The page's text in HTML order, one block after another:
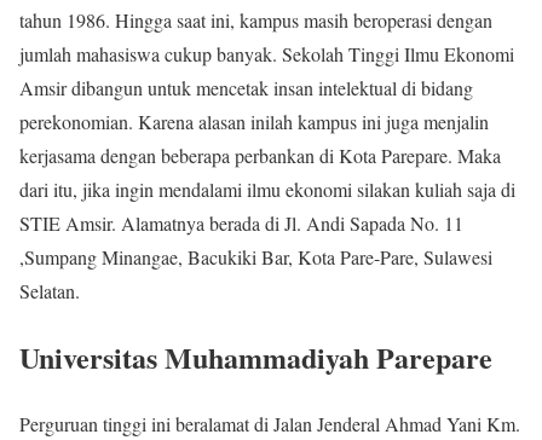
tahun 1986. Hingga saat ini, kampus masih beroperasi dengan
jumlah mahasiswa cukup banyak. Sekolah Tinggi Ilmu Ekonomi
Amsir dibangun untuk mencetak insan intelektual di bidang
perekonomian. Karena alasan inilah kampus ini juga menjalin
kerjasama dengan beberapa perbankan di Kota Parepare. Maka
dari itu, jika ingin mendalami ilmu ekonomi silakan kuliah saja di
STIE Amsir. Alamatnya berada di Jl. Andi Sapada No. 11
,Sumpang Minangae, Bacukiki Bar, Kota Pare-Pare, Sulawesi
Selatan.
Universitas Muhammadiyah Parepare
Perguruan tinggi ini beralamat di Jalan Jenderal Ahmad Yani Km.